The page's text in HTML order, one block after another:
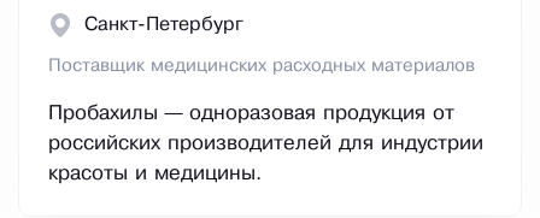
Санкт-Петербург
Поставщик медицинских расходных материалов
Пробахилы — одноразовая продукция от
российских производителей для индустрии
красоты и медицины.